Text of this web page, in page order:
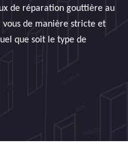
de réparation gouttière au
vous de manière stricte et
que soit le type de